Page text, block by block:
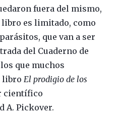
fuera del mismo,
libro es limitado, como
que van a ser
del Cuaderno de
que muchos
libro El prodigio de los
científico
A. Pickover.